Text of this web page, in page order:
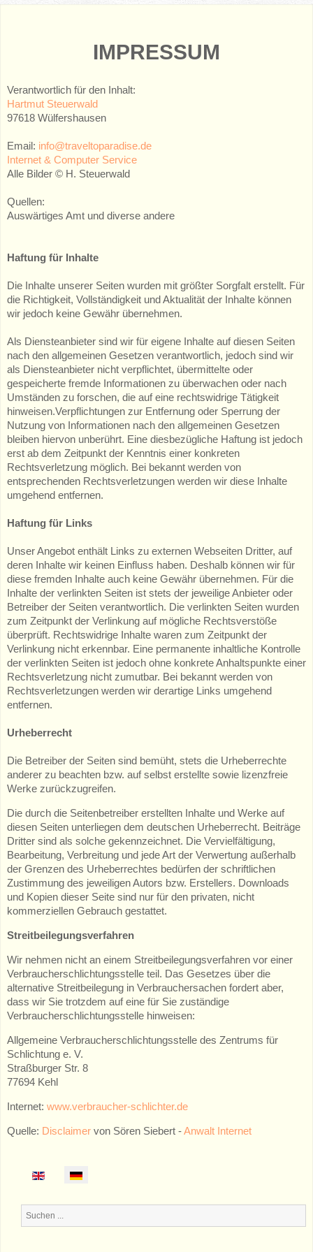
IMPRESSUM
Verantwortlich für den Inhalt:
Hartmut Steuerwald
97618 Wülfershausen
Email: info@traveltoparadise.de
Internet & Computer Service
Alle Bilder © H. Steuerwald
Quellen:
Auswärtiges Amt und diverse andere
Haftung für Inhalte
Die Inhalte unserer Seiten wurden mit größter Sorgfalt erstellt. Für
die Richtigkeit, Vollständigkeit und Aktualität der Inhalte können
wir jedoch keine Gewähr übernehmen.
Als Diensteanbieter sind wir für eigene Inhalte auf diesen Seiten
nach den allgemeinen Gesetzen verantwortlich, jedoch sind wir
als Diensteanbieter nicht verpflichtet, übermittelte oder
gespeicherte fremde Informationen zu überwachen oder nach
Umständen zu forschen, die auf eine rechtswidrige Tätigkeit
hinweisen.Verpflichtungen zur Entfernung oder Sperrung der
Nutzung von Informationen nach den allgemeinen Gesetzen
bleiben hiervon unberührt. Eine diesbezügliche Haftung ist jedoch
erst ab dem Zeitpunkt der Kenntnis einer konkreten
Rechtsverletzung möglich. Bei bekannt werden von
entsprechenden Rechtsverletzungen werden wir diese Inhalte
umgehend entfernen.
Haftung für Links
Unser Angebot enthält Links zu externen Webseiten Dritter, auf
deren Inhalte wir keinen Einfluss haben. Deshalb können wir für
diese fremden Inhalte auch keine Gewähr übernehmen. Für die
Inhalte der verlinkten Seiten ist stets der jeweilige Anbieter oder
Betreiber der Seiten verantwortlich. Die verlinkten Seiten wurden
zum Zeitpunkt der Verlinkung auf mögliche Rechtsverstöße
überprüft. Rechtswidrige Inhalte waren zum Zeitpunkt der
Verlinkung nicht erkennbar. Eine permanente inhaltliche Kontrolle
der verlinkten Seiten ist jedoch ohne konkrete Anhaltspunkte einer
Rechtsverletzung nicht zumutbar. Bei bekannt werden von
Rechtsverletzungen werden wir derartige Links umgehend
entfernen.
Urheberrecht
Die Betreiber der Seiten sind bemüht, stets die Urheberrechte
anderer zu beachten bzw. auf selbst erstellte sowie lizenzfreie
Werke zurückzugreifen.
Die durch die Seitenbetreiber erstellten Inhalte und Werke auf
diesen Seiten unterliegen dem deutschen Urheberrecht. Beiträge
Dritter sind als solche gekennzeichnet. Die Vervielfältigung,
Bearbeitung, Verbreitung und jede Art der Verwertung außerhalb
der Grenzen des Urheberrechtes bedürfen der schriftlichen
Zustimmung des jeweiligen Autors bzw. Erstellers. Downloads
und Kopien dieser Seite sind nur für den privaten, nicht
kommerziellen Gebrauch gestattet.
Streitbeilegungsverfahren
Wir nehmen nicht an einem Streitbeilegungsverfahren vor einer
Verbraucherschlichtungsstelle teil. Das Gesetzes über die
alternative Streitbeilegung in Verbrauchersachen fordert aber,
dass wir Sie trotzdem auf eine für Sie zuständige
Verbraucherschlichtungsstelle hinweisen:
Allgemeine Verbraucherschlichtungsstelle des Zentrums für
Schlichtung e. V.
Straßburger Str. 8
77694 Kehl
Internet: www.verbraucher-schlichter.de
Quelle: Disclaimer von Sören Siebert -Anwalt Internet
Suchen
...